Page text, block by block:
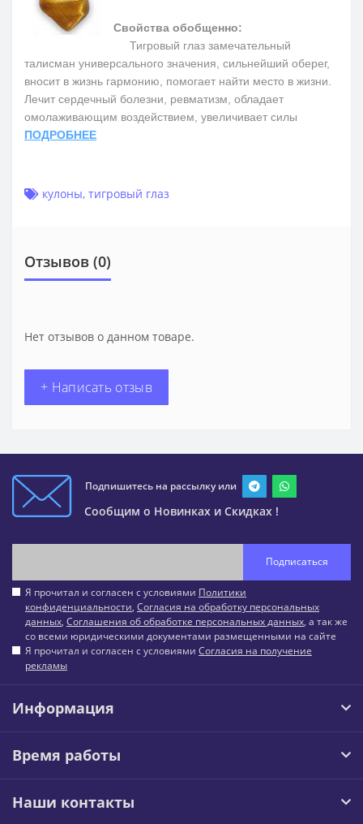
Свойства обобщенно:
Тигровый глаз замечательный
талисман универсального значения, сильнейший оберег,
вносит в жизнь гармонию, помогает найти место в жизни.
Лечит сердечный болезни, ревматизм, обладает
омолаживающим воздействием, увеличивает силы
ПОДРОБНЕЕ
кулоны, тигровый глаз
Отзывов (0)
Нет отзывов о данном товаре.
+ Написать отзыв
Подпишитесь на рассылку или
Сообщим о Новинках и Скидках !
Подписаться
Я прочитал и согласен с условиями Политики
конфиденциальности, Согласия на обработку персональных
данных, Соглашения об обработке персональных данных, а так же
со всеми юридическими документами размещенными на сайте
Я прочитал и согласен с условиями Согласия на получение
рекламы
Информация
Время работы
Наши контакты